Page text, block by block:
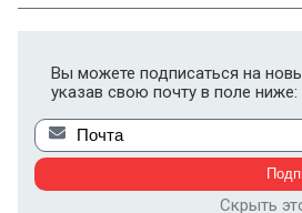
Вы можете подписаться на
указав свою почту в поле ниже:
Скрыть